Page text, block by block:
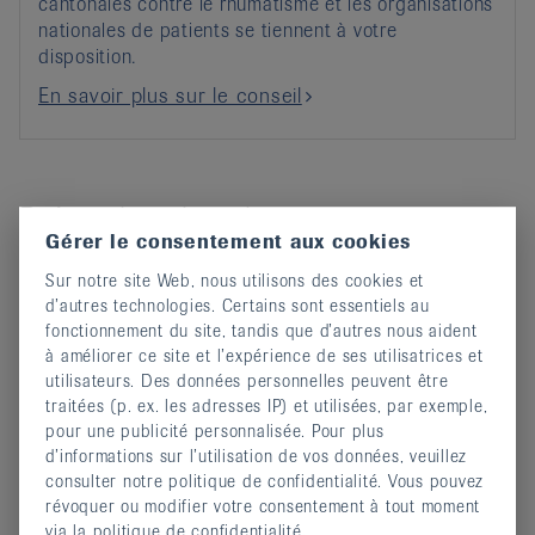
nationales de patients se tiennent à votre
disposition.
En savoir plus sur le conseil
Prévention des chutes
Gérer le consentement aux cookies
Sur notre site Web, nous utilisons des cookies et
d’autres technologies. Certains sont essentiels au
fonctionnement du site, tandis que d’autres nous aident
à améliorer ce site et l’expérience de ses utilisatrices et
utilisateurs. Des données personnelles peuvent être
traitées (p. ex. les adresses IP) et utilisées, par exemple,
pour une publicité personnalisée. Pour plus
d’informations sur l’utilisation de vos données, veuillez
consulter notre politique de confidentialité. Vous pouvez
révoquer ou modifier votre consentement à tout moment